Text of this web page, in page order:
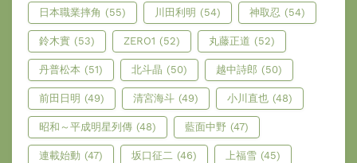
日本職業摔角 (55) 川田利明 (54) 神取忍 (54)
鈴木實 (53) ZERO1 (52) 丸藤正道 (52)
丹普松本 (51) 北斗晶 (50) 越中詩郎 (50)
前田日明 (49) 清宮海斗 (49) 小川直也 (48)
昭和～平成明星列傳 (48) 藍面中野 (47)
連載始動 (47) 坂口征二 (46) 上福雪 (45)